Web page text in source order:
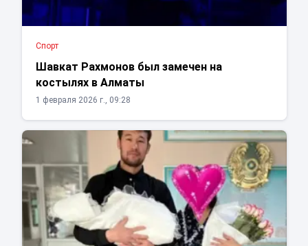
Спорт
Шавкат Рахмонов был замечен на
костылях в Алматы
1 февраля 2026 г., 09:28